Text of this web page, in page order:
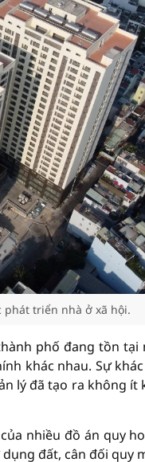
phát triển nhà ở xã hội.
phố đang tồn
khác nhau. Sự
lý đã tạo ra không
nhiều đồ án quy
đất, cân đối quy